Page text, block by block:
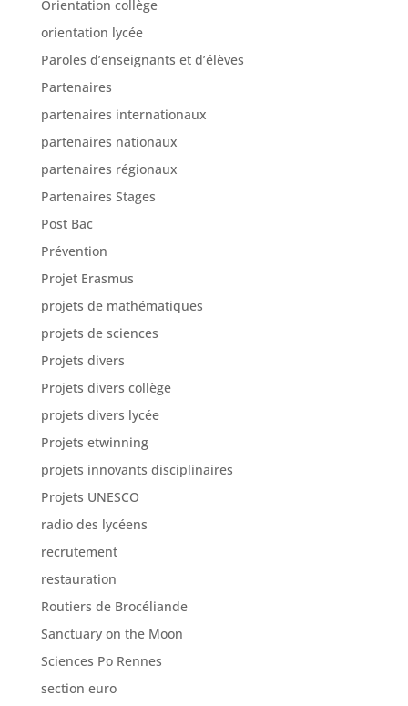
Orientation collège
orientation lycée
Paroles d’enseignants et d’élèves
Partenaires
partenaires internationaux
partenaires nationaux
partenaires régionaux
Partenaires Stages
Post Bac
Prévention
Projet Erasmus
projets de mathématiques
projets de sciences
Projets divers
Projets divers collège
projets divers lycée
Projets etwinning
projets innovants disciplinaires
Projets UNESCO
radio des lycéens
recrutement
restauration
Routiers de Brocéliande
Sanctuary on the Moon
Sciences Po Rennes
section euro